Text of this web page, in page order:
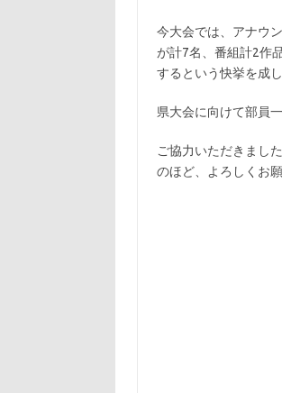
今大会では、アナウ
が計7名、番組計2作
するという快挙を成
県大会に向けて部員
ご協力いただきまし
のほど、よろしくお